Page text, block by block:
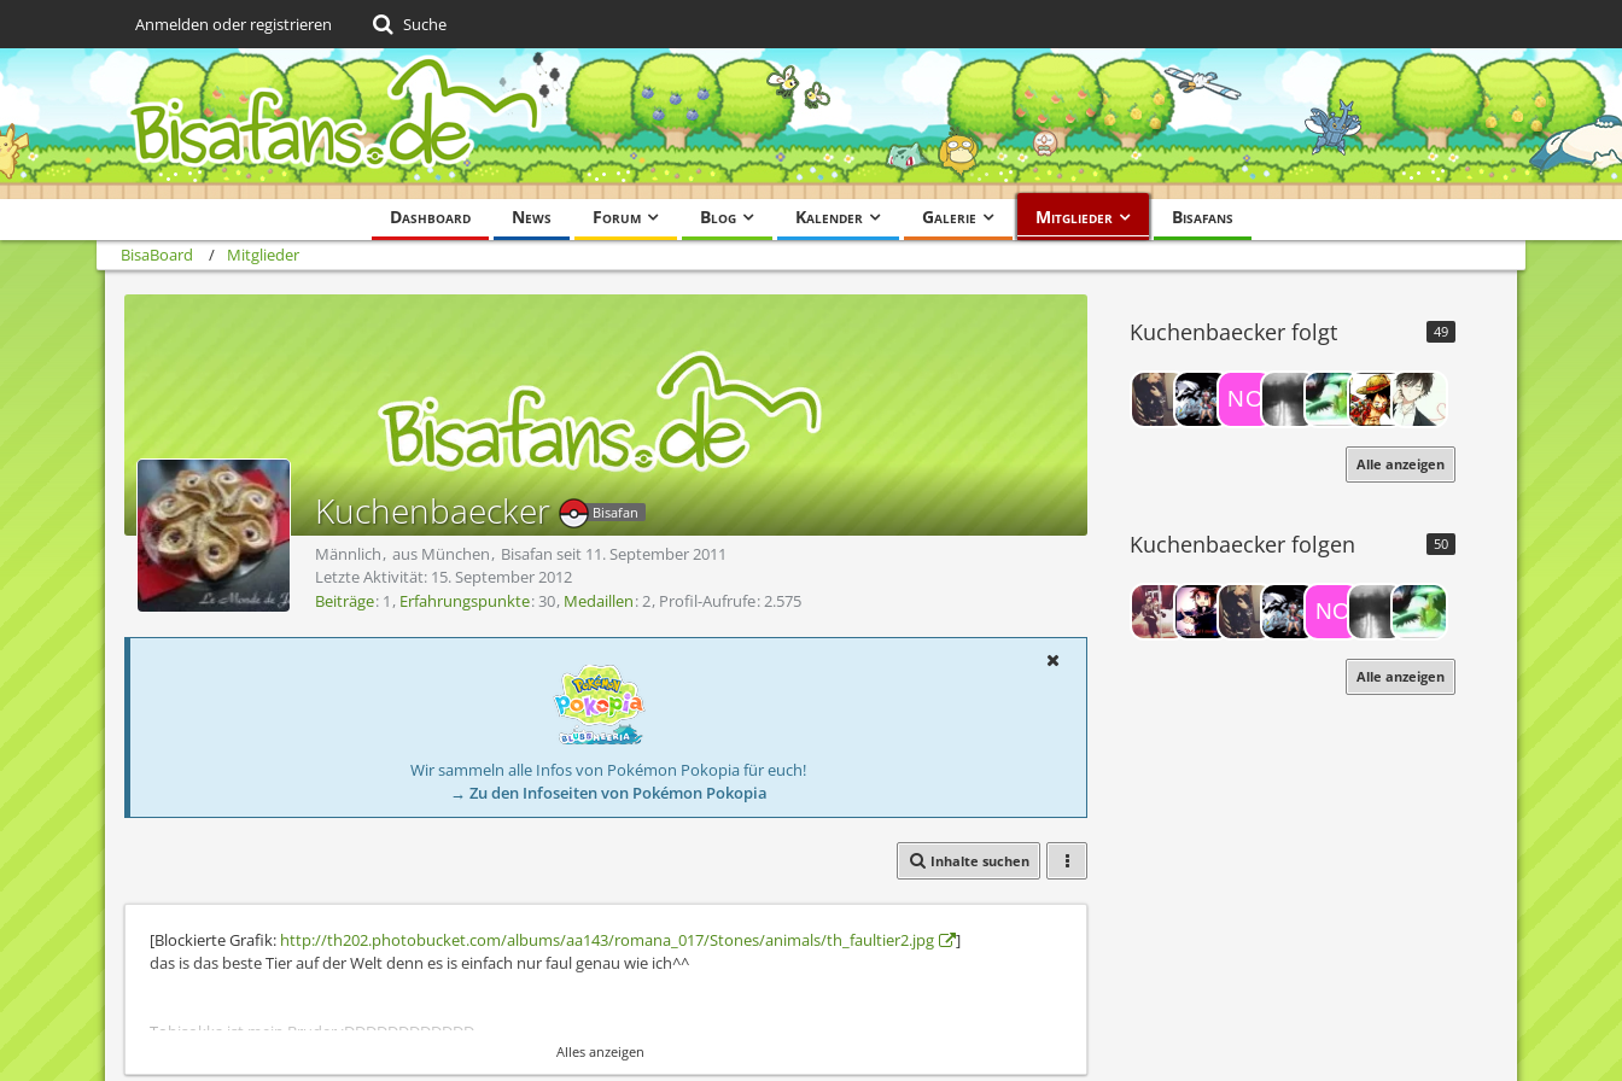
Dashboard News Forum Blog Kalender Galerie Mitglieder Bisafans
Anmelden oder registrieren Suche
BisaBoard Mitglieder
Kuchenbaecker Bisafan
Männlich aus München
Bisafan seit 11. September 2011
Letzte Aktivität: 15. September 2012
Beiträge 1 Erfahrungspunkte 30 Medaillen 2 Profil-Aufrufe 2.575
Wir sammeln alle Infos von Pokémon Pokopia für euch!
→ Zu den Infoseiten von Pokémon Pokopia
Inhalte suchen
[Blockierte Grafik: http://th202.photobucket.com/albums/aa143/romana_017/Stones/animals/th_faultier2.jpg
]
das is das beste Tier auf der Welt denn es is einfach nur faul genau wie ich^^
Tobisokka ist mein Bruder :DDDDDDDDDDDD
Alles anzeigen
Kuchenbaecker folgt 49
Alle anzeigen
Kuchenbaecker folgen 50
Alle anzeigen